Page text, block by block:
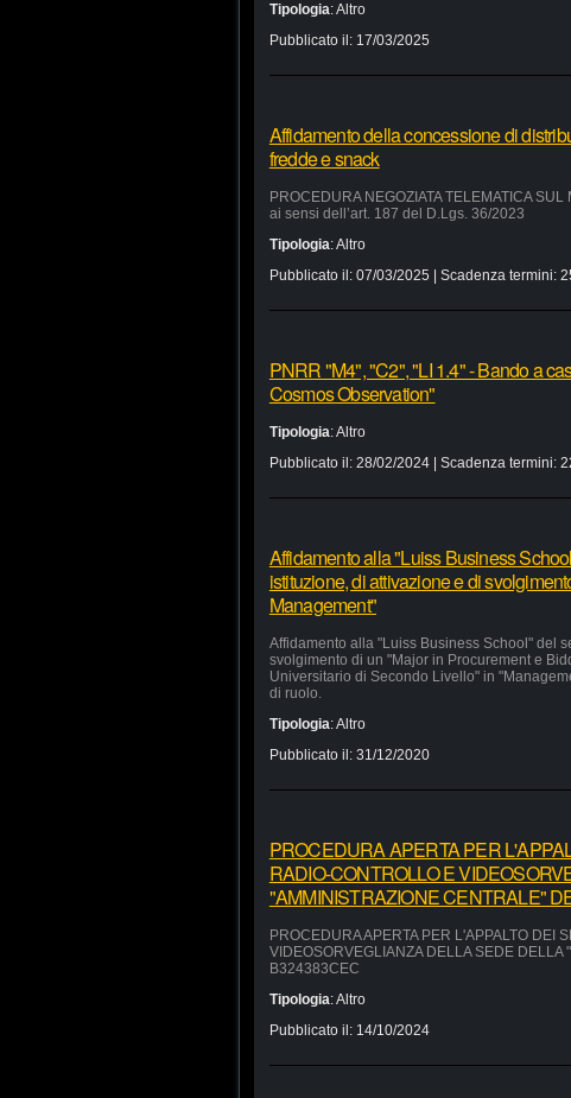
Tipologia:Altro
Pubblicato il: 17/03/2025
Affidamento della concessione di
fredde e snack
PROCEDURA NEGOZIATA TELEMATICA
ai sensi dell’art. 187 del D.Lgs. 36/2023
Tipologia:Altro
Pubblicato il: 07/03/2025 | Scadenza termini:
PNRR "M4", "C2", "LI 1.4" - Bando a
Cosmos Observation"
Tipologia:Altro
Pubblicato il: 28/02/2024| Scadenza termini:
Affidamento alla "Luiss Business
istituzione, di attivazione e di
Management"
Affidamento alla "Luiss Business School" del
svolgimento di un "Major in Procurement e
Universitario di Secondo Livello" in
di ruolo.
Tipologia:Altro
Pubblicato il: 31/12/2020
PROCEDURA APERTA PER
RADIO-CONTROLLO E
"AMMINISTRAZIONE CENTRALE"
PROCEDURA APERTA PER L'APPALTO DEI
VIDEOSORVEGLIANZA DELLA SEDE
B324383CEC
Tipologia:Altro
Pubblicato il: 14/10/2024